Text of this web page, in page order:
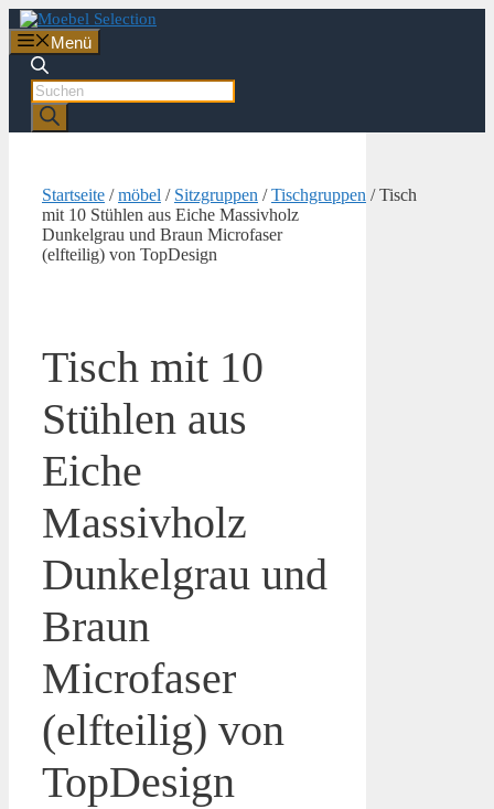
Zum
Inhalt
springen
Menü
Products
search
Startseite /möbel / Sitzgruppen /Tischgruppen / Tisch
mit 10 Stühlen aus Eiche Massivholz
Dunkelgrau und Braun Microfaser
(elfteilig) von TopDesign
Tisch mit 10
Stühlen aus
Eiche
Massivholz
Dunkelgrau und
Braun
Microfaser
(elfteilig) von
TopDesign